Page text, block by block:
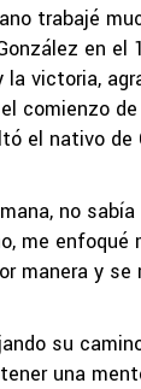
trabajé
en el
victoria,
comienzo
el nativo de
no
me enfoqué
manera y se
su
una